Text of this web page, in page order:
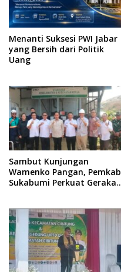
Menanti Suksesi PWI Jabar
yang Bersih dari Politik
Uang
Sambut Kunjungan
Wamenko Pangan, Pemkab
Sukabumi Perkuat Gerakan